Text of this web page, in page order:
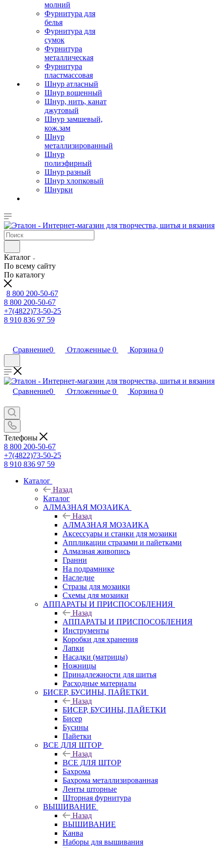
молний
Фурнитура для
белья
Фурнитура для
сумок
Фурнитура
металлическая
Фурнитура
пластмассовая
Шнур атласный
Шнур вощенный
Шнур, нить, канат
джутовый
Шнур замшевый,
кож.зам
Шнур
металлизированный
Шнур
полиэфирный
Шнур разный
Шнур хлопковый
Шнурки
Каталог
По всему сайту
По каталогу
8 800 200-50-67
8 800 200-50-67
+7(4822)73-50-25
8 910 836 97 59
Сравнение0 Отложенные 0 Корзина 0
Сравнение0 Отложенные 0 Корзина 0
Телефоны
8 800 200-50-67
+7(4822)73-50-25
8 910 836 97 59
Каталог
Назад
Каталог
АЛМАЗНАЯ МОЗАИКА
Назад
АЛМАЗНАЯ МОЗАИКА
Аксессуары и станки для мозаики
Аппликации стразами и пайетками
Алмазная живопись
Гранни
На подрамнике
Наследие
Стразы для мозаики
Схемы для мозаики
АППАРАТЫ И ПРИСПОСОБЛЕНИЯ
Назад
АППАРАТЫ И ПРИСПОСОБЛЕНИЯ
Инструменты
Коробки для хранения
Лапки
Насадки (матрицы)
Ножницы
Принадлежности для шитья
Расходные материалы
БИСЕР, БУСИНЫ, ПАЙЕТКИ
Назад
БИСЕР, БУСИНЫ, ПАЙЕТКИ
Бисер
Бусины
Пайетки
ВСЕ ДЛЯ ШТОР
Назад
ВСЕ ДЛЯ ШТОР
Бахрома
Бахрома металлизированная
Ленты шторные
Шторная фурнитура
ВЫШИВАНИЕ
Назад
ВЫШИВАНИЕ
Канва
Наборы для вышивания